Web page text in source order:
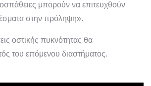
μπορούν να επιτευχθούν
στην πρόληψη».
οστικής πυκνότητας θα
του επόμενου διαστήματος.